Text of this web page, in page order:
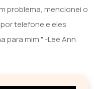
problema, mencionei o
telefone e eles
para mim." -Lee Ann